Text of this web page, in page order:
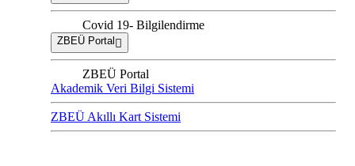
Covid 19- Bilgilendirme
ZBEÜ Portal
ZBEÜ Portal
Akademik Veri Bilgi Sistemi
ZBEÜ Akıllı Kart Sistemi